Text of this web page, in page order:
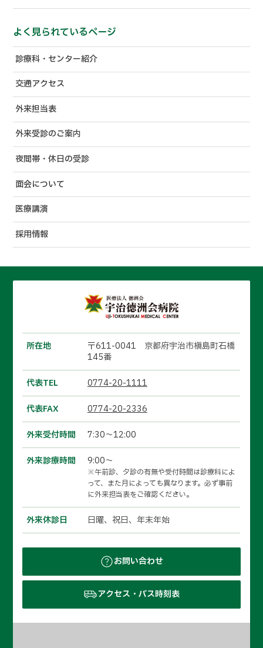
よく見られているページ
診療科・センター紹介
交通アクセス
外来担当表
外来受診のご案内
夜間帯・休日の受診
面会について
医療講演
採用情報
所在地
〒611-0041 京都府宇治市槇島町石橋
145番
代表TEL 0774-20-1111
代表FAX 0774-20-2336
外来受付時間 7:30～12:00
外来診療時間 9:00～
※午前診、夕診の有無や受付時間は診療科によ
って、また月によっても異なります。必ず事前
に外来担当表をご確認ください。
外来休診日 日曜、祝日、年末年始
お問い合わせ
アクセス・バス時刻表